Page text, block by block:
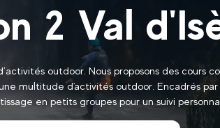
2 Val
outdoor. Nous proposons des cours
multitude d'activités outdoor. Encadrés
en petits groupes pour un suivi